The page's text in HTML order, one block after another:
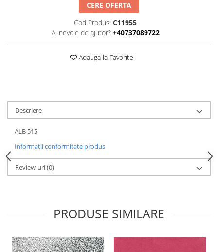
CERE OFERTA
Cod Produs: C11955
Ai nevoie de ajutor? +40737089722
Adauga la Favorite
Descriere
ALB 515
Informatii conformitate produs
Review-uri(0)
PRODUSE SIMILARE